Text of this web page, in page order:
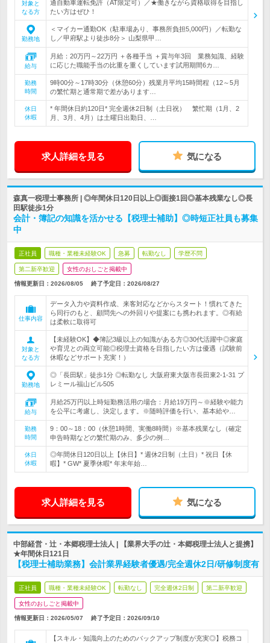
対象と
なる方
通自動車運転免許（AT限定可）／★働きながら資格取得を目指し
たい方はぜひ！
勤務地
＜マイカー通勤OK（駐車場あり、事務所負担5,000円）／転勤な
し／甲府駅より徒歩8分＞ 山梨県甲…
給与
月給：20万円～22万円 ＋各種手当 ＋賞与年3回 業務知識、経験
に応じた職能手当の比重を重くしています試用期間6カ…
勤務
時間
9時00分～17時30分（休憩60分）残業月平均15時間程（12～5月
の繁忙期と通常期で差があります…
休日
休暇
* 年間休日約120日* 完全週休2日制（土日祝） 繁忙期（1月、2
月、3月、4月）は土曜日出勤日、…
求人詳細を見る 気になる
森真一税理士事務所 | ◎年間休日120日以上◎面接1回◎基本残業なし◎長
田駅徒歩1分
会計・簿記の知識を活かせる【税理士補助】◎時短正社員も募集
中
正社員 職種・業種未経験OK 急募 転勤なし 学歴不問
第二新卒歓迎 女性のおしごと掲載中
情報更新日：2026/08/05 終了予定日： 2026/08/27
仕事内容
データ入力や資料作成、来客対応などからスタート！慣れてきた
ら同行のもと、顧問先への外回りや提案にも携われます。◎有給
は柔軟に取得可
対象と
なる方
【未経験OK】◆簿記3級以上の知識がある方◎30代活躍中◎家庭
や育児との両立可能◎税理士資格を目指したい方は優遇（試験前
休暇などサポート充実！）
勤務地
◎「長田駅」徒歩1分 ◎転勤なし 大阪府東大阪市長田東2-1-31 プ
レミール福山ビル505
給与
月給25万円以上時短勤務活用の場合：月給19万円～※経験や能力
を公平に考慮し、決定します。※随時評価を行い、基本給や…
勤務
時間
9：00～18：00（休憩1時間、実働8時間）※基本残業なし（確定
申告時期などの繁忙期のみ、多少の例…
休日
休暇
◎年間休日120日以上【休日】* 週休2日制（土日）* 祝日【休
暇】* GW* 夏季休暇* 年末年始…
求人詳細を見る 気になる
中部経営・辻・本郷税理士法人 | 【業界大手の辻・本郷税理士法人と提携】
★年間休日121日
【税理士補助業務】会計業界経験者優遇/完全週休2日/研修制度有
正社員 職種・業種未経験OK 転勤なし 完全週休2日制 第二新卒歓迎
女性のおしごと掲載中
情報更新日：2026/05/07 終了予定日： 2026/09/10
【スキル・知識向上のためのバックアップ制度が充実◎】税務コ